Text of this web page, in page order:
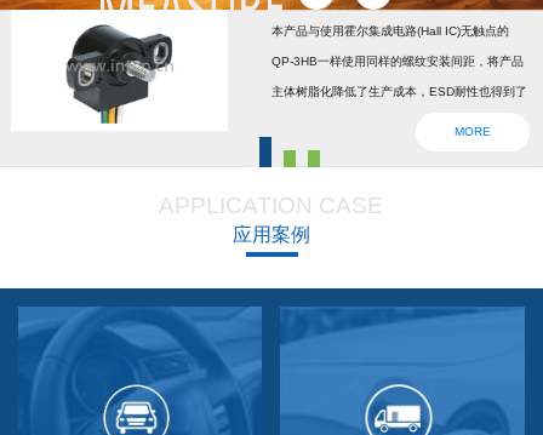
本产品与使用霍尔集成电路(Hall IC)无触点的
QP-3HB一样使用同样的螺纹安装间距，将产品
主体树脂化降低了生产成本，ESD耐性也得到了
设回位弹簧，防震动防撞击功能强大，防尘防
QP-3HB标准相同。本产品在游船、铲运车的遥
控手柄、卡车离合器和换挡等方面要求较高的领
MORE
APPLICATION CASE
应用案例